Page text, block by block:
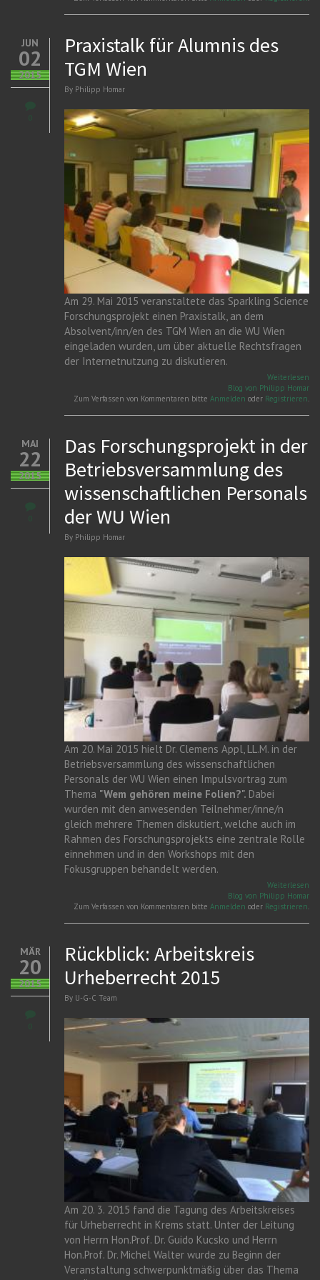
JUN
02
2015
Praxistalk für Alumnis des
TGM Wien
By Philipp Homar
Am 29. Mai 2015 veranstaltete das Sparkling Science
Forschungsprojekt einen Praxistalk, an dem
Absolvent/inn/en des TGM Wien an die WU Wien
eingeladen wurden, um über aktuelle Rechtsfragen
der Internetnutzung zu diskutieren.
Weiterlesen
Blog von Philipp Homar
Zum Verfassen von Kommentaren bitte Anmelden oder Registrieren.
MAI
22
2015
Das Forschungsprojekt in der
Betriebsversammlung des
wissenschaftlichen Personals
der WU Wien
By Philipp Homar
Am 20. Mai 2015 hielt Dr. Clemens Appl, LL.M. in der
Betriebsversammlung des wissenschaftlichen
Personals der WU Wien einen Impulsvortrag zum
Thema "Wem gehören meine Folien?". Dabei
wurden mit den anwesenden Teilnehmer/inne/n
gleich mehrere Themen diskutiert, welche auch im
Rahmen des Forschungsprojekts eine zentrale Rolle
einnehmen und in den Workshops mit den
Fokusgruppen behandelt werden.
Weiterlesen
Blog von Philipp Homar
Zum Verfassen von Kommentaren bitte Anmelden oder Registrieren.
MÄR
20
2015
Rückblick: Arbeitskreis
Urheberrecht 2015
By U-G-C Team
Am 20. 3. 2015 fand die Tagung des Arbeitskreises
für Urheberrecht in Krems statt. Unter der Leitung
von Herrn Hon.Prof. Dr. Guido Kucsko und Herrn
Hon.Prof. Dr. Michel Walter wurde zu Beginn der
Veranstaltung schwerpunktmäßig über das Thema